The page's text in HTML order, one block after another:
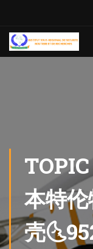
本特
壳